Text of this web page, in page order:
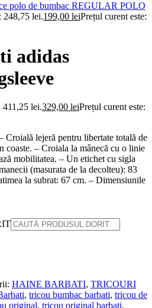
polo de bumbac REGULAR POLO
248,75 lei.199,00 leiPrețul curent este:
adidas
lei.329,00 leiPrețul curent este:
Croială lejeră pentru libertate totală de
coaste. – Croiala la mânecă cu o linie
mobilitatea. – Un etichet cu sigla
(masurata de la decolteu): 83
la subrat: 67 cm. – Dimensiunile
HAINE BARBATI, TRICOURI
, tricou bumbac barbati, tricou de
original, tricou original barbati,